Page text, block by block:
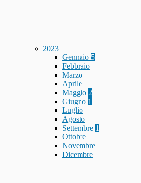
2023
Gennaio 5
Febbraio
Marzo
Aprile
Maggio 2
Giugno 1
Luglio
Agosto
Settembre 1
Ottobre
Novembre
Dicembre